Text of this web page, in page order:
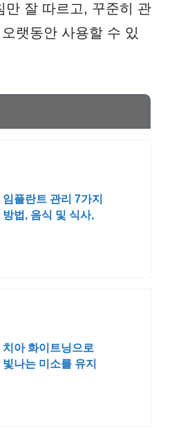
만 잘 따르고, 꾸준히 관
랫동안 사용할 수 있
임플란트 관리 7가지
방법, 음식 및 식사,
치아 화이트닝으로
빛나는 미소를 유지